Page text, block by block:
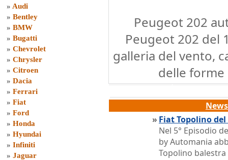
» Audi
» Bentley
» BMW
» Bugatti
» Chevrolet
» Chrysler
» Citroen
» Dacia
» Ferrari
» Fiat
» Ford
» Honda
» Hyundai
» Infiniti
» Jaguar
Peugeot 202
Peugeot 202 del
galleria del vento,
delle
» Fiat Topolino
Nel 5° Episodio
by Automania
Topolino balestra